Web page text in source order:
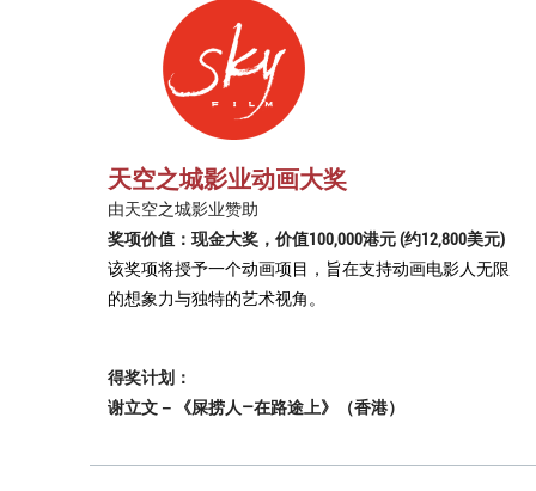
天空之城影业动画大奖
由天空之城影业赞助
奖项价值：现金大奖，价值100,000港元 (约12,800美元)
该奖项将授予一个动画项目，旨在支持动画电影人无限
的想象力与独特的艺术视角。
得奖计划：
谢立文－《屎捞人—在路途上》（香港）